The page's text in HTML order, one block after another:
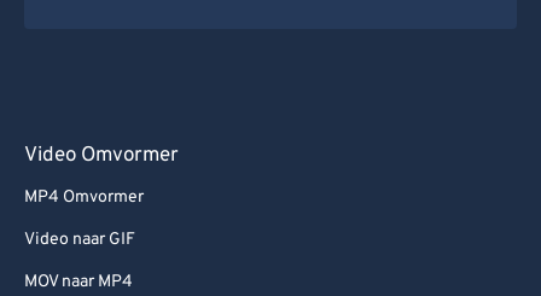
Video Omvormer
MP4 Omvormer
Video naar GIF
MOV naar MP4